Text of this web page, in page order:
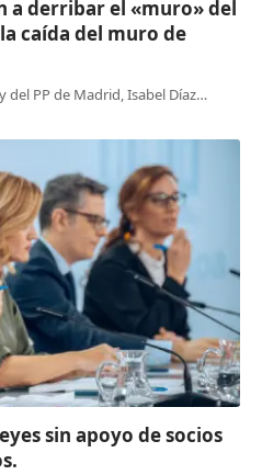
a derribar el «muro» del
caída del muro de
del PP de Madrid, Isabel Díaz…
sin apoyo de socios